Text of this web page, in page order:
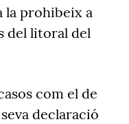
la prohibeix a
del litoral del
com el de
declaració